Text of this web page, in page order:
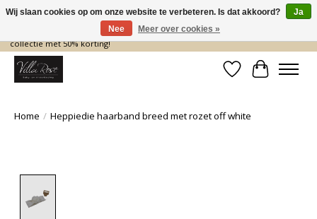
De nieuwe collectie komt eraan… en wij maken ruimte! Shop nu de zomer
collectie met 50% korting!
Verlanglijst
Home / Heppiedie haarband breed met rozet off white
Wij slaan cookies op om onze website te verbeteren. Is dat akkoord?
Ja
Nee
Meer over cookies »